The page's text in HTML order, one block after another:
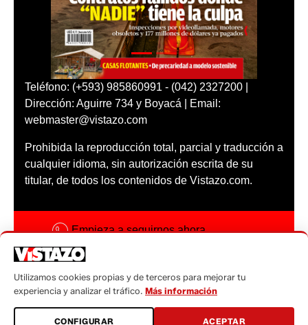
Teléfono: (+593) 985860991 - (042) 2327200 |
Dirección: Aguirre 734 y Boyacá | Email:
webmaster@vistazo.com
Prohibida la reproducción total, parcial y traducción a
cualquier idioma, sin autorización escrita de su
titular, de todos los contenidos de Vistazo.com.
Empieza a seguirnos ahora
Código ética
Sugerencias a:
Utilizamos cookies propias y de terceros para mejorar tu
experiencia y analizar el tráfico. Más información
CONFIGURAR ACEPTAR